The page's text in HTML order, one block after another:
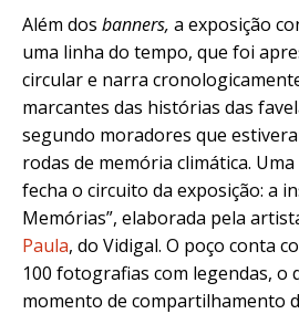
Além dos banners, a exposição
uma linha do tempo, que foi
circular e narra
marcantes das histórias das
segundo moradores que
rodas de memória climática.
fecha o circuito da exposição: a
Memórias”, elaborada pela
Paula, do Vidigal. O poço conta
100 fotografias com legendas, o
momento de compartilhamento